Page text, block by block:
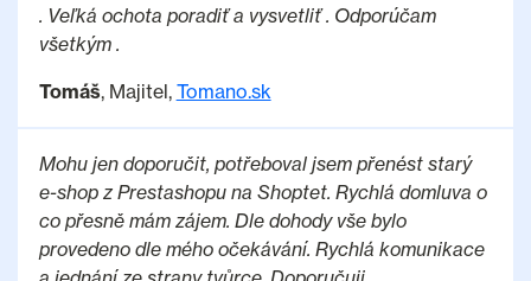
. Veľká ochota poradiť a vysvetliť . Odporúčam
všetkým .
Tomáš, Majitel, Tomano.sk
Mohu jen doporučit, potřeboval jsem přenést starý
e-shop z Prestashopu na Shoptet. Rychlá domluva o
co přesně mám zájem. Dle dohody vše bylo
provedeno dle mého očekávání. Rychlá komunikace